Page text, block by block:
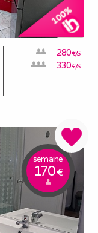
280€/S
330€/S
semaine
170€